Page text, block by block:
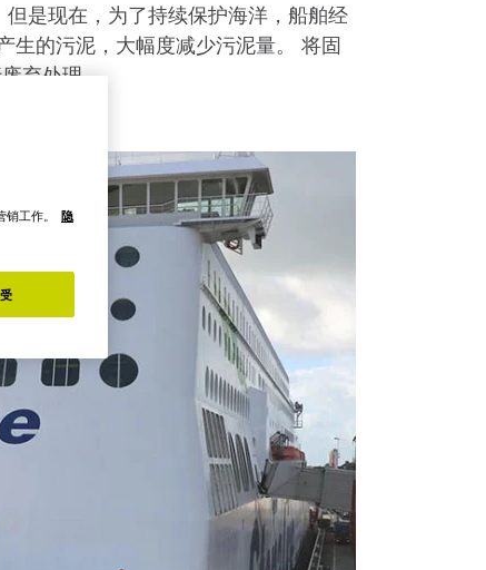
是现在，为了持续保护海洋，船舶经
的污泥，大幅度减少污泥量。 将固
弃处理。
工作。
隐